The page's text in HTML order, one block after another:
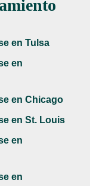
en Tulsa
en
en Chicago
en St. Louis
en
en